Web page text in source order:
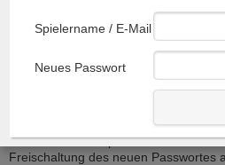
Nächster Termin:
Du hast Dein Passwort vergessen?
neues Passwort speichern. Im
Freischaltung des neuen Passwortes
Spielername / E-Mail
Neues Passwort